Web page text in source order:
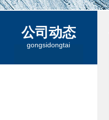
公司动态
gongsidongtai